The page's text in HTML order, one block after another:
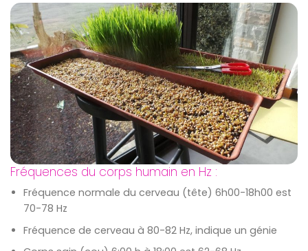
Fréquences du corps humain en Hz :
Fréquence normale du cerveau (tête) 6h00-18h00 est
70-78 Hz
Fréquence de cerveau à 80-82 Hz, indique un génie